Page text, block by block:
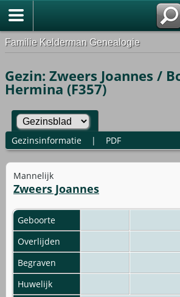
Familie Kelderman Genealogie
Gezin: Zweers Joannes /
Hermina (F357)
Gezinsinformatie| PDF
Mannelijk
Zweers Joannes
Geboorte
Overlijden
Begraven
Huwelijk